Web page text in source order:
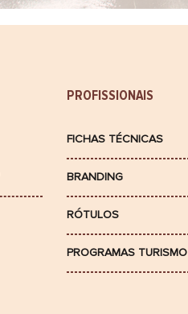
PROFISSIONAIS
FICHAS TÉCNICAS
BRANDING
RÓTULOS
PROGRAMAS TURISMO